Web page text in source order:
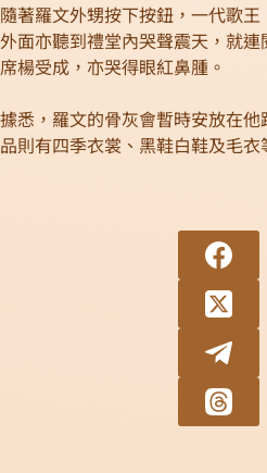
隨著羅文外甥按下按鈕，一代歌
外面亦聽到禮堂內哭聲震天，就
席楊受成，亦哭得眼紅鼻腫。
據悉，羅文的骨灰會暫時安放在
品則有四季衣裳、黑鞋白鞋及毛衣